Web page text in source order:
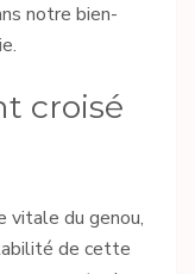
notre bien-
croisé
vitale du genou,
de cette